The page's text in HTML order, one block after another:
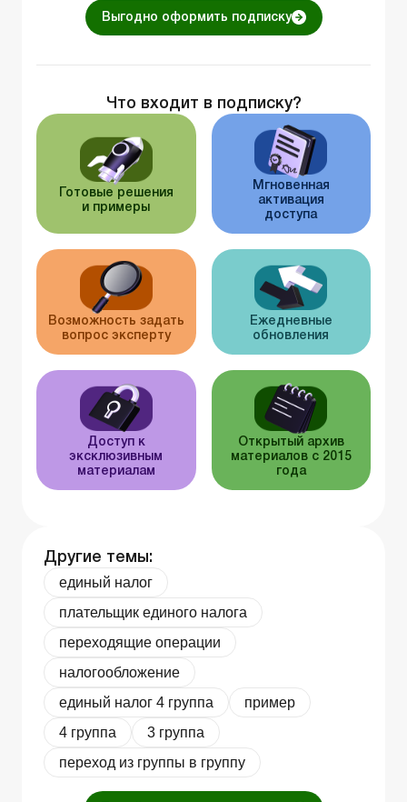
Выгодно оформить подписку
Что входит в подписку?
Готовые решения
и примеры
Мгновенная
активация
доступа
Возможность задать
вопрос эксперту
Ежедневные
обновления
Доступ к
эксклюзивным
материалам
Открытый архив
материалов с 2015
года
Другие темы:
единый налог
плательщик единого налога
переходящие операции
налогообложение
единый налог 4 группа
пример
4 группа
3 группа
переход из группы в группу